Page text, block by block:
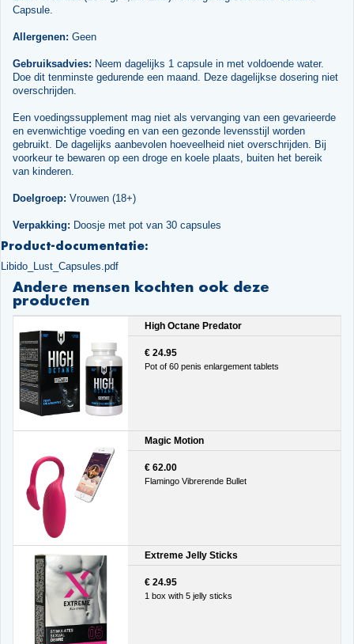
Capsule.
Allergenen: Geen
Gebruiksadvies: Neem dagelijks 1 capsule in met voldoende water.
Doe dit tenminste gedurende een maand. Deze dagelijkse dosering niet
overschrijden.
Een voedingssupplement mag niet als vervanging van een gevarieerde
en evenwichtige voeding en van een gezonde levensstijl worden
gebruikt. De dagelijks aanbevolen hoeveelheid niet overschrijden. Bij
voorkeur te bewaren op een droge en koele plaats, buiten het bereik
van kinderen.
Doelgroep: Vrouwen (18+)
Verpakking: Doosje met pot van 30 capsules
Product-documentatie:
Libido_Lust_Capsules.pdf
Andere mensen kochten ook deze
producten
High Octane Predator
€ 24.95
Pot of 60 penis enlargement tablets
Magic Motion
€ 62.00
Flamingo Vibrerende Bullet
Extreme Jelly Sticks
€ 24.95
1 box with 5 jelly sticks